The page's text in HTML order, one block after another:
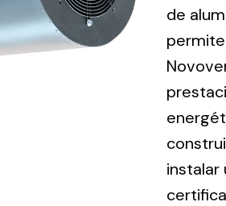
Lighting and
Electrical
the
de
instalar